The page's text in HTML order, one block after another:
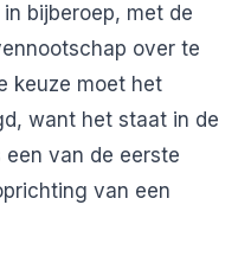
bijberoep, met de
over te
keuze moet het
want het staat in de
een van de eerste
van een